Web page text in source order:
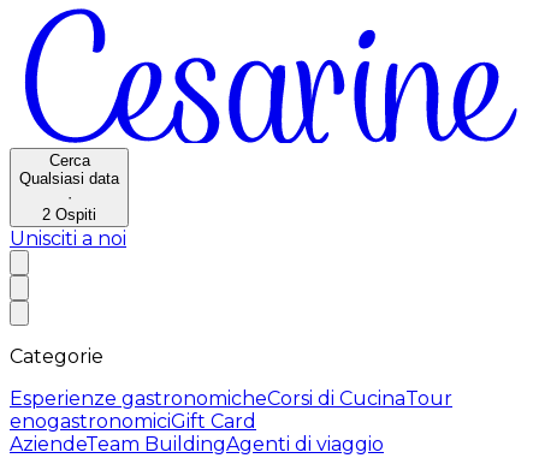
Cerca
Qualsiasi data
·
2 Ospiti
Unisciti a noi
Categorie
Esperienze gastronomicheCorsi di CucinaTour
enogastronomiciGift Card
AziendeTeam BuildingAgenti di viaggio